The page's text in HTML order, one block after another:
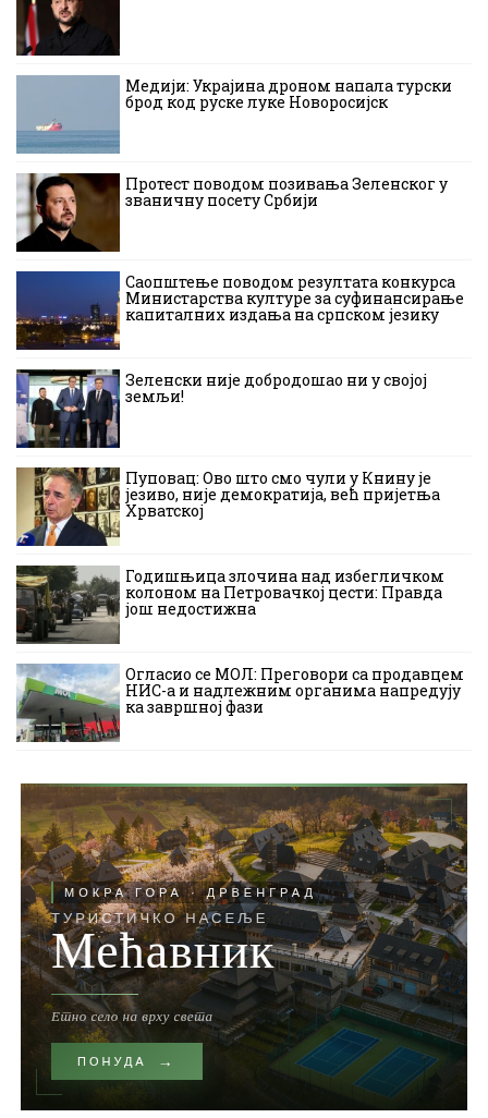
Медији: Украјина дроном напала турски
брод код руске луке Новоросијск
Протест поводом позивања Зеленског у
званичну посету Србији
Саопштење поводом резултата конкурса
Министарства културе за суфинансирање
капиталних издања на српском језику
Зеленски није добродошао ни у својој
земљи!
Пуповац: Ово што смо чули у Книну је
језиво, није демократија, већ пријетња
Хрватској
Годишњица злочина над избегличком
колоном на Петровачкој цести: Правда
још недостижна
Огласио се МОЛ: Преговори са продавцем
НИС-а и надлежним органима напредују
ка завршној фази